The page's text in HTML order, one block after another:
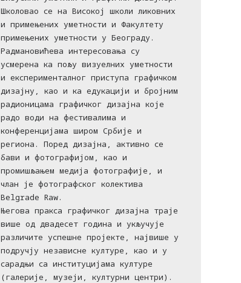
Школовао се на Високој школи ликовних
и примењених уметности и Факултету
примењених уметности у Београду.
Радмановићева интересовања су
усмерена ка пољу визуелних уметности
и експерименталног приступа графичком
дизајну, као и ка едукацији и бројним
радионицама графичког дизајна које
радо води на фестивалима и
конференцијама широм Србије и
региона. Поред дизајна, активно се
бави и фотографијом, као и
промишљањем медија фотографије, и
члан је фотографског колектива
Belgrade Raw.
Његова пракса графичког дизајна траје
више од двадесет година и укључује
различите успешне пројекте, највише у
подручју независне културе, као и у
сарадњи са институцијама културе
(галерије, музеји, културни центри).